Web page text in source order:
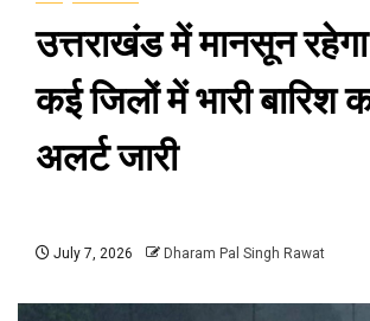
उत्तराखंड में मानसून
कई जिलों में भारी बारिश
अलर्ट जारी
July 7, 2026 Dharam Pal Singh Rawat